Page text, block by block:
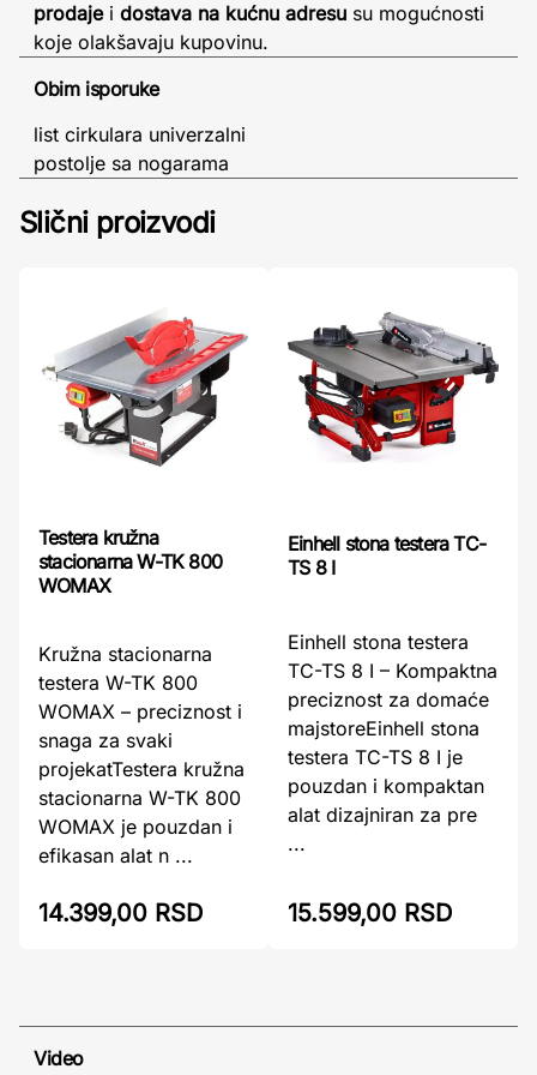
prodajei dostava na kućnu adresu su mogućnosti
koje olakšavaju kupovinu.
Obim isporuke
list cirkulara univerzalni
postolje sa nogarama
Slični proizvodi
Testera kružna
stacionarna W-TK 800
WOMAX
Kružna stacionarna
testera W-TK 800
WOMAX – preciznost i
snaga za svaki
projekatTestera kružna
stacionarna W-TK 800
WOMAX je pouzdan i
efikasan alat n ...
14.399,00 RSD
Einhell stona testera TC-
TS 8 I
Einhell stona testera
TC-TS 8 I – Kompaktna
preciznost za domaće
majstoreEinhell stona
testera TC-TS 8 I je
pouzdan i kompaktan
alat dizajniran za pre
...
15.599,00 RSD
Video